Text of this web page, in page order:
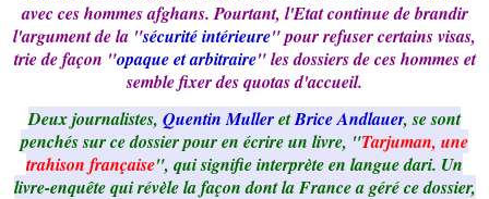
avec ces hommes afghans. Pourtant, l'Etat continue de brandir
l'argument de la "sécurité intérieure" pour refuser certains visas,
trie de façon "opaque et arbitraire" les dossiers de ces hommes et
semble fixer des quotas d'accueil.
Deux journalistes, Quentin MulleretBrice Andlauer, se sont
penchés sur ce dossier pour en écrire un livre, "Tarjuman, une
trahison française", qui signifie interprète en langue dari. Un
livre-enquête qui révèle la façon dont la France a géré ce dossier,